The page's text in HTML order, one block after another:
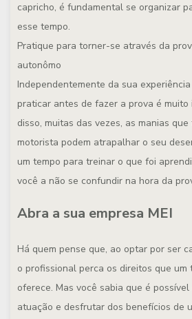
capricho, é fundamental se organizar
esse tempo.
Pratique para torner-se através da
autonômo
Independentemente da sua
praticar antes de fazer a prova é muito
disso, muitas das vezes, as manias
motorista podem atrapalhar o seu
um tempo para treinar o que foi
você a não se confundir na hora da
Abra a sua empresa MEI
Há quem pense que, ao optar por ser
o profissional perca os direitos que
oferece. Mas você sabia que é
atuação e desfrutar dos benefícios de